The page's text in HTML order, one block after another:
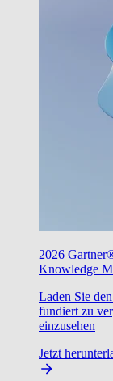
2026
Knowledge
Laden Sie
fundiert zu
einzusehen
Jetzt